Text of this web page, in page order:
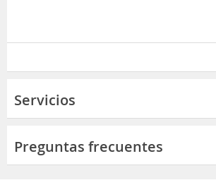
Servicios
Preguntas frecuentes